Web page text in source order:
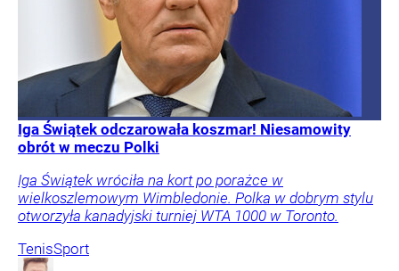
Iga Świątek odczarowała koszmar! Niesamowity
obrót w meczu Polki
Iga Świątek wróciła na kort po porażce w
wielkoszlemowym Wimbledonie. Polka w dobrym stylu
otworzyła kanadyjski turniej WTA 1000 w Toronto.
TenisSport